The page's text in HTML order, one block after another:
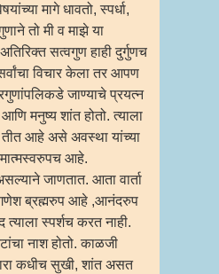
मागे धावतो, स्पर्धा,
तो मी व माझे या
सत्वगुण हाही दुर्गुणच
विचार केला तर आपण
जाण्याचे प्रयत्न
मनुष्य शांत होतो. त्याला
आहे असे अवस्था यांच्या
आहे.
जाणतात. आता वार्ता
ब्रह्मरुप आहे ,आनंदरुप
स्पर्शच करत नाही.
नाश होतो. काळजी
कधीच सुखी, शांत असत